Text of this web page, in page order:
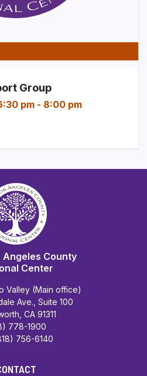
Group
pm - 8:00 pm
Angeles County
Center
Valley (Main office)
Ave., Suite 100
CA 91311
778-1900
756-6140